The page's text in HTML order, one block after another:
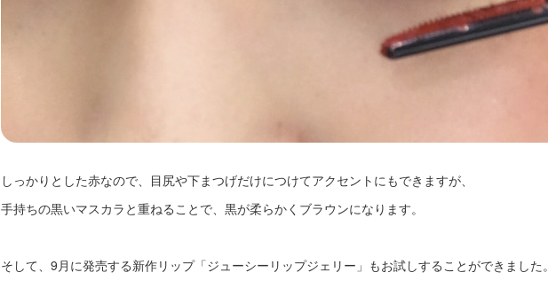
しっかりとした赤なので、目尻や下まつげだけにつけてアクセントにもできますが、
手持ちの黒いマスカラと重ねることで、黒が柔らかくブラウンになります。
そして、9月に発売する新作リップ「ジューシーリップジェリー」もお試しすることができました。